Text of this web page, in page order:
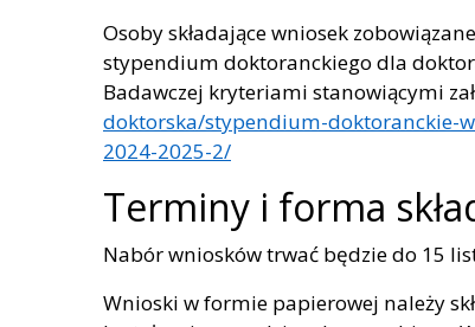
Osoby składające wniosek
stypendium doktoranckiego dla
Badawczej kryteriami stanowiącymi
doktorska/stypendium-doktoranckie-
2024-2025-2/
Terminy i forma
Nabór wniosków trwać będzie do 15
Wnioski w formie papierowej należy